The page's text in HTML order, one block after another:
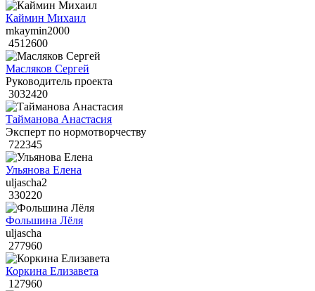
Каймин Михаил
mkaymin2000
4512600
Масляков Сергей
Руководитель проекта
3032420
Тайманова Анастасия
Эксперт по нормотворчеству
722345
Ульянова Елена
uljascha2
330220
Фольшина Лёля
uljascha
277960
Коркина Елизавета
127960